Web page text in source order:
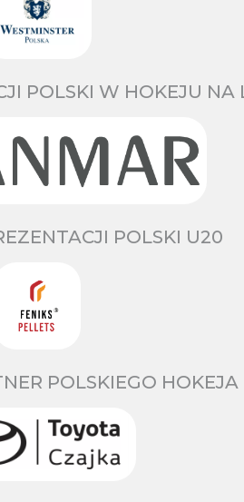
POLSKI W HOKEJU NA
POLSKI U20
POLSKIEGO HOKEJA